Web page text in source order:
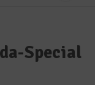
Special